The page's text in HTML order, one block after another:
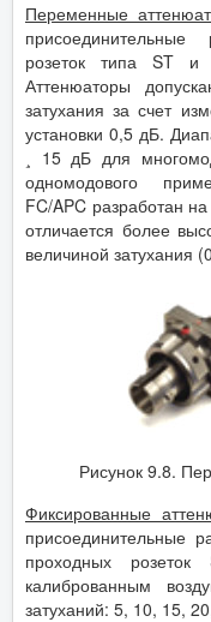
Переменные
розеток типа ST
Аттенюаторы
затухания за счет
установки 0,5 дБ.
¸ 15 дБ для
одномодового
FC/APC разработан
отличается более
величиной затухания
Рисунок 9.8.
Фиксированные
присоединительные
проходных
калиброванным
затуханий: 5, 10, 15,